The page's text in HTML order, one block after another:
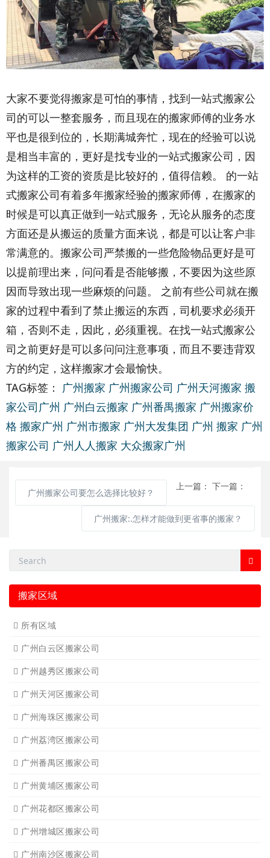
大家不要觉得搬家是可怕的事情，找到一站式搬家公
司的可以一整套服务，而且现在的搬家师傅的业务水
平也是很到位的，长期满城奔忙，现在的经验可以说
是相当丰富的，更好是找专业的一站式搬家公司，因
为这样的工资的资质是比较好的，值得信赖。 的一站
式搬家公司有着多年搬家经验的搬家师傅，在搬家的
时候是可以真正做到一站式服务，无论从服务的态度
方面还是从搬运的质量方面来说，都是可以让客户非
常满意的。搬家公司严禁搬的一些危险物品更好是可
以提前理出来，问问看是否能够搬，不要因为这些原
因而导致出现一些麻烦的问题。 之前有些公司就在搬
家的过程中看到了禁止搬运的东西，司机要求必须开
箱，否则不走，因此，必须重视。在找一站式搬家公
司之前更好是可以多问问注意事项，而且不要违背双
方的约定，这样搬家才会最愉快。
TAG标签： 广州搬家 广州搬家公司 广州天河搬家 搬
家公司广州 广州白云搬家 广州番禺搬家 广州搬家价
格 搬家广州 广州市搬家 广州大发集团 广州 搬家 广州
搬家公司 广州人人搬家 大众搬家广州
上一篇：
广州搬家公司要怎么选择比较好？
下一篇：
广州搬家:.怎样才能做到更省事的搬家？
搬家区域
所有区域
广州白云区搬家公司
广州越秀区搬家公司
广州天河区搬家公司
广州海珠区搬家公司
广州荔湾区搬家公司
广州番禺区搬家公司
广州黄埔区搬家公司
广州花都区搬家公司
广州增城区搬家公司
广州南沙区搬家公司